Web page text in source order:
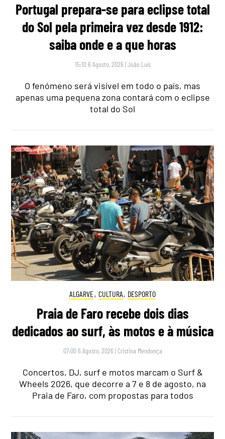
Portugal prepara-se para eclipse total
do Sol pela primeira vez desde 1912:
saiba onde e a que horas
15:10 6 Agosto, 2026 |João Luís
O fenómeno será visível em todo o país, mas
apenas uma pequena zona contará com o eclipse
total do Sol
ALGARVE, CULTURA, DESPORTO
Praia de Faro recebe dois dias
dedicados ao surf, às motos e à música
07:00 6 Agosto, 2026 | Cristina Mendonça
Concertos, DJ, surf e motos marcam o Surf &
Wheels 2026, que decorre a 7 e 8 de agosto, na
Praia de Faro, com propostas para todos